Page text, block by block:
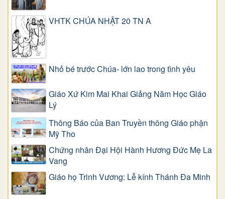
VHTK CHÚA NHẬT 20 TN A
Nhỏ bé trước Chúa- lớn lao trong tình yêu
Giáo Xứ Kim Mai Khai Giảng Năm Học Giáo
Lý
Thông Báo của Ban Truyền thông Giáo phận
Mỹ Tho
Chứng nhân Đại Hội Hành Hương Đức Mẹ La
Vang
Giáo họ Trinh Vương: Lễ kính Thánh Đa Minh